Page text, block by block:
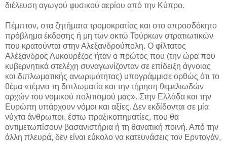
διέλευση αγωγού φυσικού αερίου από την Κύπρο.
Πέμπτον, στα ζητήματα τρομοκρατίας και στο απροσδόκητο
πρόβλημα έκδοσης ή μη των οκτώ Τούρκων στρατιωτικών
που κρατούνται στην Αλεξανδρούπολη. Ο φίλτατος
Αλέξανδρος Λυκουρέζος ήταν ο πρώτος που (την ώρα που
κυβερνητικά στελέχη συναγωνίζονταν σε επίδειξη άγνοιας
και διπλωματικής ανωριμότητας) υπογράμμισε ορθώς ότι το
θέμα «τέμνει τη διπλωματία και την τήρηση θεμελιωδών
αρχών του νομικού πολιτισμού μας». Στην Ελλάδα και την
Ευρώπη υπάρχουν νόμοι και αξίες. Δεν εκδίδονται σε μία
νύχτα άνθρωποι, έστω πραξικοπηματίες, που θα
αντιμετωπίσουν βασανιστήρια ή τη θανατική ποινή. Από την
άλλη πλευρά, δεν είναι εύκολο να κατευνάσεις τον Ερντογάν,